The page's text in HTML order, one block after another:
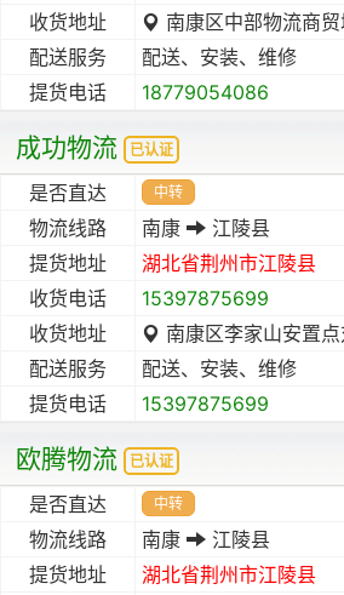
收货地址
南康区中部物流商
配送服务
配送、安装、维修
提货电话
18779054086
成功物流 已认证
是否直达 中转
物流线路 南康
江陵县
提货地址
湖北省荆州市江陵县
收货电话
15397875699
收货地址
南康区李家山安置点
配送服务
配送、安装、维修
提货电话
15397875699
欧腾物流 已认证
是否直达 中转
物流线路 南康
江陵县
提货地址
湖北省荆州市江陵县